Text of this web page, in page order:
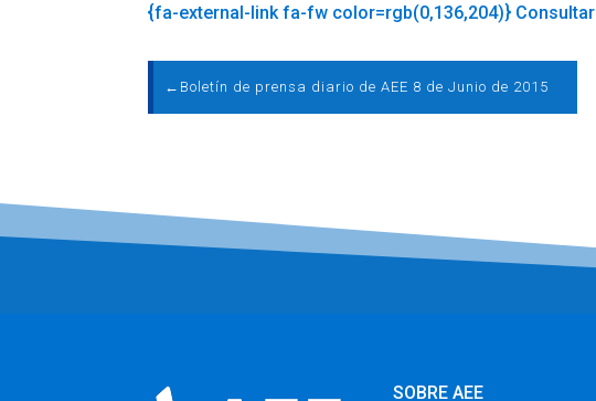
{fa-external-link fa-fw color=rgb(0,136,204)} Consultar
← Boletín de prensa diario de AEE 8 de Junio de 2015
SOBRE AEE